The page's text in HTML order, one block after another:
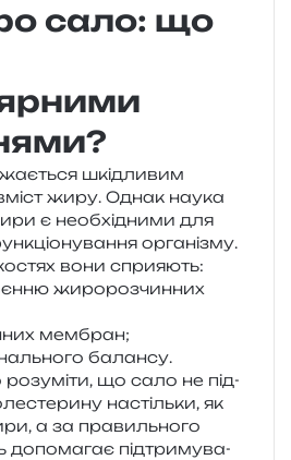
сало: що
шкі­дли­вим
жиру. Однак наука
є необ­хі­дни­ми для
орга­ні­зму.
вони сприяють:
жиро­роз­чин­них
мембран;
балансу.
що сало не під­
настіль­ки, як
а за пра­виль­но­го
допо­ма­гає під­три­му­ва­